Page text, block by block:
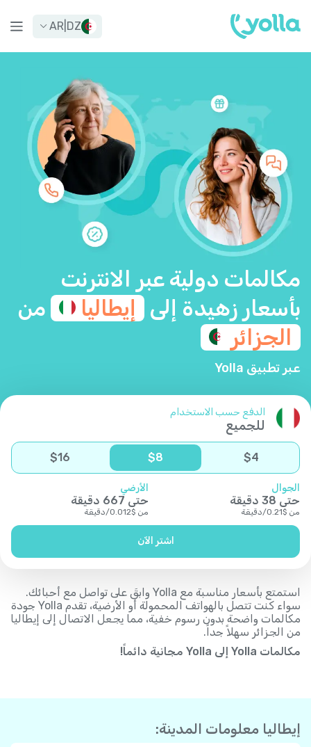
DZ
AR
مكالمات دولية عبر الانترنت
بأسعار زهيدة إلى
إيطاليا
من
الجزائر
عبر تطبيق Yolla
الدفع حسب الاستخدام
للجميع
$4
$8
$16
الجوال
حتى 38 دقيقة
من $
0.21
/دقيقة
الأرضي
حتى 667 دقيقة
من $
0.012
/دقيقة
اشتر الآن
استمتع بأسعار مناسبة مع Yolla وابقَ على تواصل مع أحبائك.
سواء كنت تتصل بالهواتف المحمولة أو الأرضية، تقدم Yolla جودة
مكالمات واضحة بدون رسوم خفية، مما يجعل الاتصال إلى إيطاليا
من الجزائر سهلاً جداً.
مكالمات Yolla إلى Yolla مجانية دائماً!
إيطاليا معلومات المدينة: